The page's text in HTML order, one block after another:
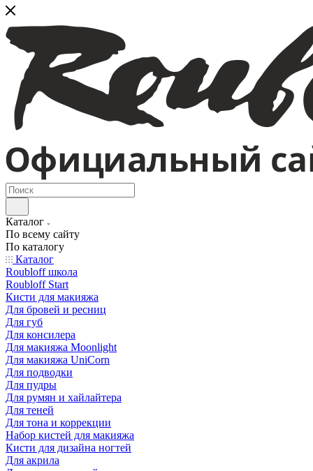
Каталог
По всему сайту
По каталогу
Каталог
Roubloff школа
Roubloff Start
Кисти для макияжа
Для бровей и ресниц
Для губ
Для консилера
Для макияжа Moonlight
Для макияжа UniCorn
Для подводки
Для пудры
Для румян и хайлайтера
Для теней
Для тона и коррекции
Набор кистей для макияжа
Кисти для дизайна ногтей
Для акрила